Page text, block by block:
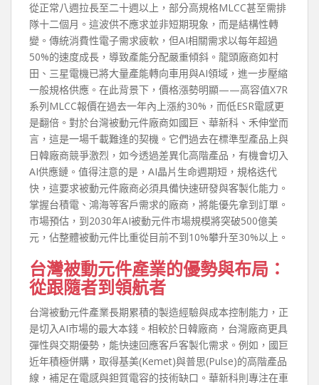
從正常八週拉長至二十週以上，部分高規格MLCC甚至需排
隊十二個月。這波供不應求並非短期現象，而是結構性轉
變。傳統消費性電子需求疲軟，但AI相關需求以每年超過
50%的速度成長，導致產能分配嚴重傾斜。龍頭廠商如村
田、三星電機已將大量產能轉向車用與AI領域，進一步壓縮
一般規格供應。在此背景下，價格漲勢明顯——高容值X7R
系列MLCC報價在過去一年內上漲約30%，而低ESR電感更
是翻倍。對於台灣被動元件廠商如國巨、華新科、禾伸堂而
言，這是一場千載難逢的契機。它們過去在標準型產品上與
日韓廠商競爭激烈，如今透過差異化高階產品，有機會切入
AI供應鏈。值得注意的是，AI晶片生命週期短，規格迭代
快，這要求被動元件廠商必須具備快速研發與客製化能力。
掌握台積電、鴻海等客戶需求的廠商，將能優先拿到訂單。
市場預估，到2030年AI被動元件市場規模將突破500億美
元，佔整體被動元件比重從目前不到10%攀升至30%以上。
台灣被動元件產業的優勢與布局：
從跟隨者到領航者
台灣被動元件產業長期累積的製造經驗與成本控制能力，正
是切入AI市場的最大本錢。相較於日韓廠商，台灣廠商更具
彈性與交期優勢，能快速回應客戶客製化需求。例如，國巨
近年積極併購，取得基美(Kemet)與普思(Pulse)的高階產品
線，補足在電感與鉭質電容的技術缺口。華新科則專注在車